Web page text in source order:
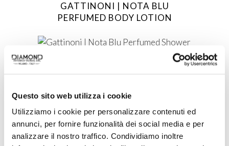
Questo sito web utilizza i cookie
Utilizziamo i cookie per personalizzare contenuti ed
annunci, per fornire funzionalità dei social media e per
analizzare il nostro traffico. Condividiamo inoltre
GATTINONI | NOTA BLU
PERFUMED BODY LOTION
ACQUISTA PRODOTTO
PERFUMED SHOWER GEL